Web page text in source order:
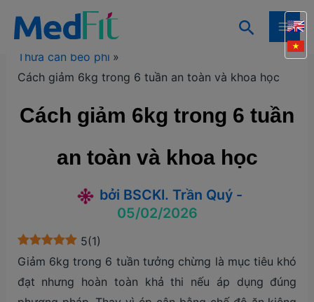
dung
Tìm
kiếm
Trang chủ Kiến thức
Kiến thức giảm cân
Thừa cân béo phì
Cách giảm 6kg trong 6 tuần an toàn và khoa học
Cách giảm 6kg trong 6 tuần
an toàn và khoa học
bởi BSCKI. Trần Quý -
05/02/2026
5(1)
Giảm 6kg trong 6 tuần tưởng chừng là mục tiêu khó
đạt nhưng hoàn toàn khả thi nếu áp dụng đúng